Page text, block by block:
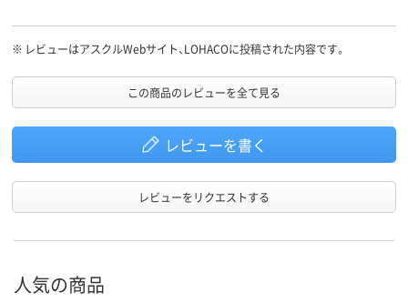
※ レビューはアスクルWebサイト、LOHACOに投稿された内容です。
この商品のレビューを全て見る
レビューを書く
レビューをリクエストする
人気の商品